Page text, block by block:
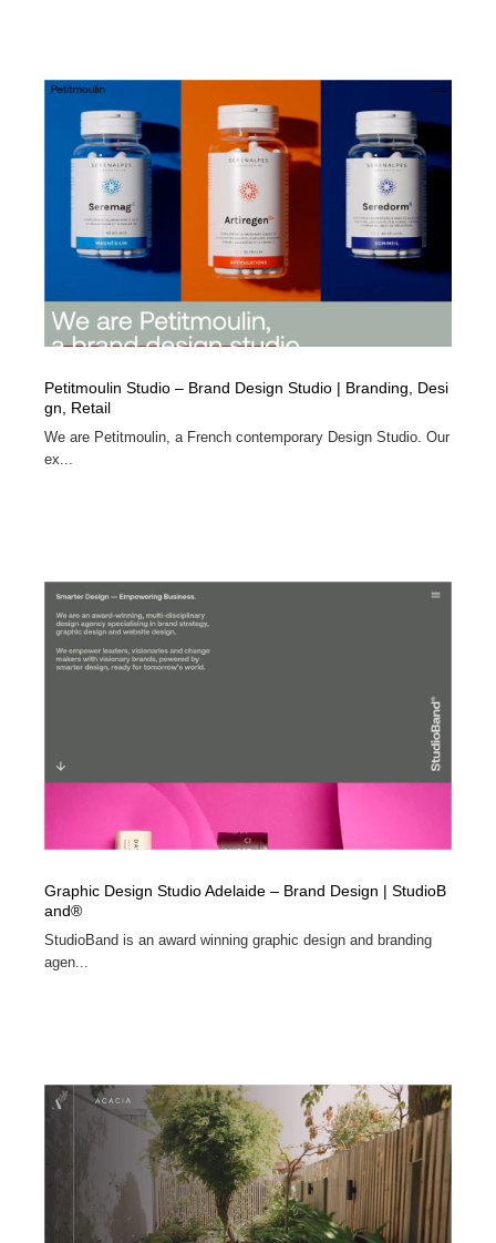
Petitmoulin Studio – Brand Design Studio | Branding, Desi
gn, Retail
We are Petitmoulin, a French contemporary Design Studio. Our
ex...
Graphic Design Studio Adelaide – Brand Design | StudioB
and®
StudioBand is an award winning graphic design and branding
agen...